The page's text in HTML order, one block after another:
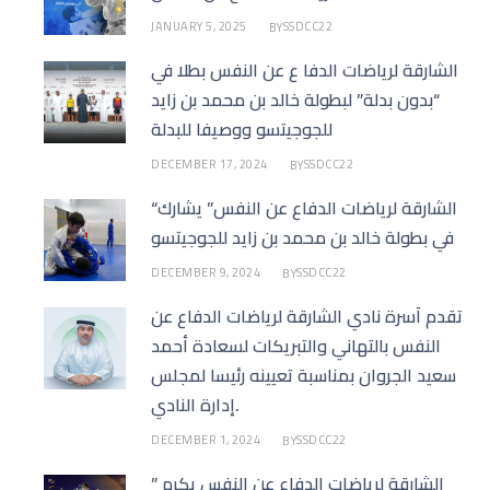
JANUARY 5, 2025 BYSSDCC22
الشارقة لرياضات الدفا ع عن النفس بطلا في
“بدون بدلة” لبطولة خالد بن محمد بن زايد
للجوجيتسو ووصيفا للبدلة
DECEMBER 17, 2024 BYSSDCC22
“الشارقة لرياضات الدفاع عن النفس” يشارك
في بطولة خالد بن محمد بن زايد للجوجيتسو
DECEMBER 9, 2024 BYSSDCC22
تقدم أسرة نادي الشارقة لرياضات الدفاع عن
النفس بالتهاني والتبريكات لسعادة أحمد
سعيد الجروان بمناسبة تعيينه رئيسا لمجلس
إدارة النادي.
DECEMBER 1, 2024 BYSSDCC22